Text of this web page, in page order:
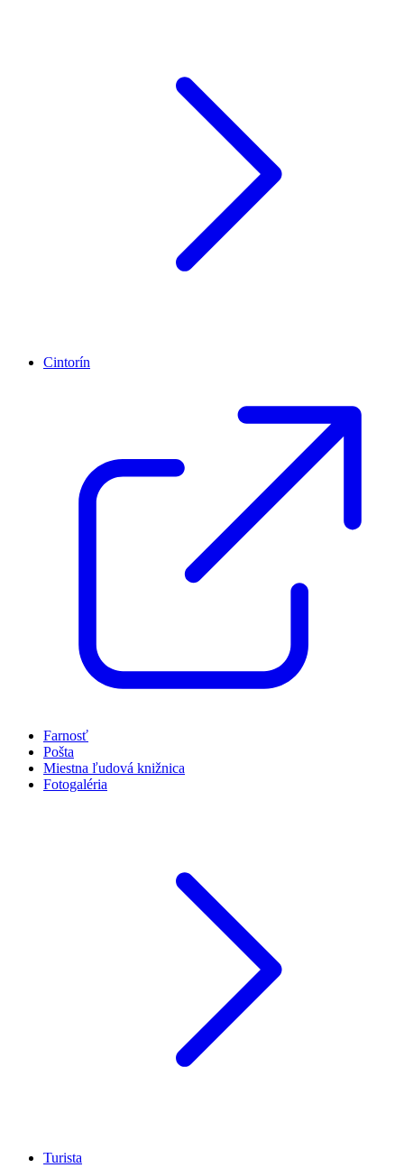
Cintorín
Farnosť
Pošta
Miestna ľudová knižnica
Fotogaléria
Turista